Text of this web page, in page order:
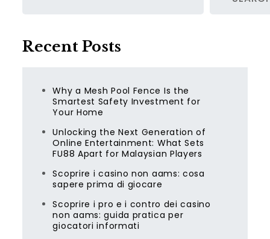
Recent Posts
Why a Mesh Pool Fence Is the
Smartest Safety Investment for
Your Home
Unlocking the Next Generation of
Online Entertainment: What Sets
FU88 Apart for Malaysian Players
Scoprire i casino non aams: cosa
sapere prima di giocare
Scoprire i pro e i contro dei casino
non aams: guida pratica per
giocatori informati